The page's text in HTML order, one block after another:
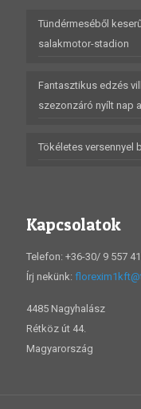
Tündérmeséből
salakmotor-stadion
Fantasztikus edzés
szezonzáró nyílt nap
Tökéletes versennyel
Kapcsolatok
Telefon: +36-30/ 9 557
Írj nekünk:
4485 Nagyhalász
Rétköz út 44.
Magyarország